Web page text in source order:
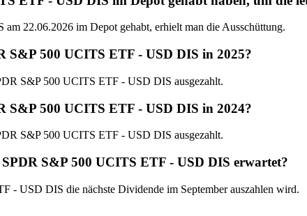
22.06.2026 im Depot gehabt, erhielt man die Ausschüttung.
S&P 500 UCITS ETF - USD DIS in 2025?
S&P 500 UCITS ETF - USD DIS ausgezahlt.
S&P 500 UCITS ETF - USD DIS in 2024?
S&P 500 UCITS ETF - USD DIS ausgezahlt.
S&P 500 UCITS ETF - USD DIS erwartet?
- USD DIS die nächste Dividende im September auszahlen wird.